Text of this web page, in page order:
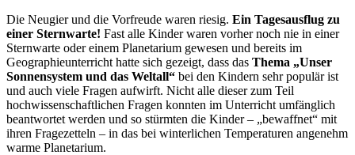
Die Neugier und die Vorfreude waren riesig. Ein Tagesausflug zu
einer Sternwarte! Fast alle Kinder waren vorher noch nie in einer
Sternwarte oder einem Planetarium gewesen und bereits im
Geographieunterricht hatte sich gezeigt, dass das Thema „Unser
Sonnensystem und das Weltall“ bei den Kindern sehr populär ist
und auch viele Fragen aufwirft. Nicht alle dieser zum Teil
hochwissenschaftlichen Fragen konnten im Unterricht umfänglich
beantwortet werden und so stürmten die Kinder – „bewaffnet“ mit
ihren Fragezetteln – in das bei winterlichen Temperaturen angenehm
warme Planetarium.